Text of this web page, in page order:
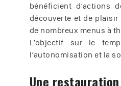
bénéficient d’actions
découverte et de
de nombreux menus à
L’objectif sur le
l’autonomisation et la
Une